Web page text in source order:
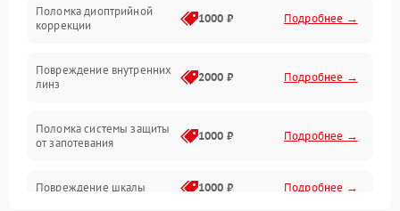
Аксессуары
Поломка диоптрийной
коррекции
1000 ₽ Подробнее →
Повреждение внутренних
линз
2000 ₽ Подробнее →
Поломка системы защиты
от запотевания
1000 ₽ Подробнее →
Повреждение шкалы 1000 ₽ Подробнее →